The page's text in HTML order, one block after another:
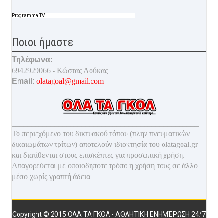
Programma TV
Ποιοι ήμαστε
Τηλέφωνα:
6942929066 - Κώστας Λούκας
Email: olatagoal@gmail.com
Το περιεχόμενο του δικτυακού τόπου (πλην πνευματικών
δικαιωμάτων τρίτων) αποτελούν ιδιοκτησία του olatagoal.gr
και διατίθενται στους επισκέπτες για προσωπική χρήση.
Απαγορεύεται με οποιοδήποτε τρόπο η χρήση τους σε άλλο
μέσο χωρίς γραπτή άδεια.
Copyright © 2015 ΌΛΑ ΤΑ ΓΚΟΛ - ΑΘΛΗΤΙΚΉ ΕΝΗΜΈΡΩΣΗ 24/7